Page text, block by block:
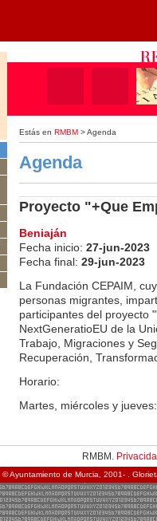
Estás en RMBM > Agenda
Agenda
Proyecto "+Que
Beniaján
Fecha inicio: 27-jun-2023
Fecha final: 29-jun-2023
La Fundación CEPAIM,
personas migrantes,
participantes del proyecto
NextGeneratioEU de la
Trabajo, Migraciones y
Recuperación,
Horario:
Martes, miércoles y
RMBM.
© Ayuntamiento de Murcia, 2001- .